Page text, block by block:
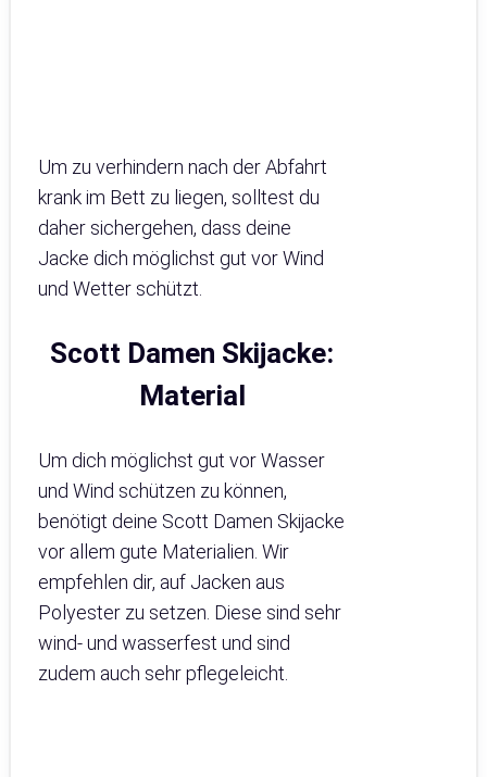
Um zu verhindern nach der Abfahrt
krank im Bett zu liegen, solltest du
daher sichergehen, dass deine
Jacke dich möglichst gut vor Wind
und Wetter schützt.
Scott Damen Skijacke:
Material
Um dich möglichst gut vor Wasser
und Wind schützen zu können,
benötigt deine Scott Damen Skijacke
vor allem gute Materialien. Wir
empfehlen dir, auf Jacken aus
Polyester zu setzen. Diese sind sehr
wind- und wasserfest und sind
zudem auch sehr pflegeleicht.